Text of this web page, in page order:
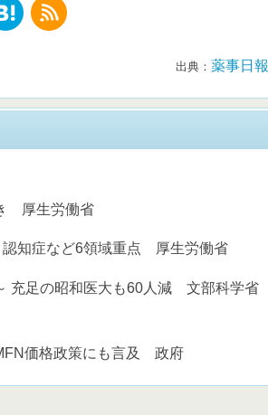
出典： 薬事日報
厚生労働省
認知症など6領域重点 厚生労働省
充足の昭和医大も60人減 文部科学省
価格政策にも言及 政府